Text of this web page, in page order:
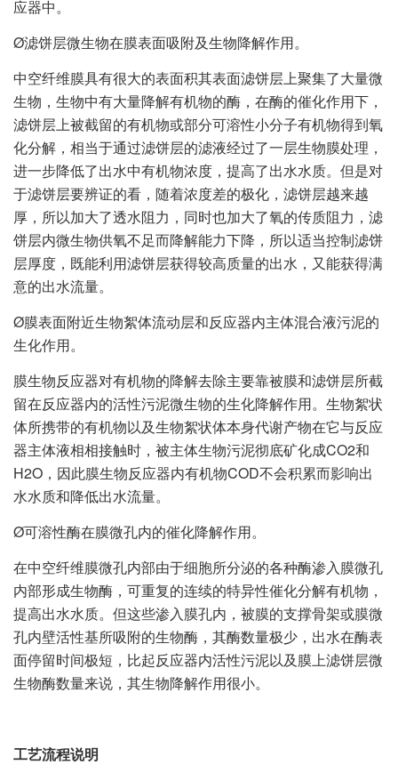
应器中。
Ø滤饼层微生物在膜表面吸附及生物降解作用。
中空纤维膜具有很大的表面积其表面滤饼层上聚集了大量微
生物，生物中有大量降解有机物的酶，在酶的催化作用下，
滤饼层上被截留的有机物或部分可溶性小分子有机物得到氧
化分解，相当于通过滤饼层的滤液经过了一层生物膜处理，
进一步降低了出水中有机物浓度，提高了出水水质。但是对
于滤饼层要辨证的看，随着浓度差的极化，滤饼层越来越
厚，所以加大了透水阻力，同时也加大了氧的传质阻力，滤
饼层内微生物供氧不足而降解能力下降，所以适当控制滤饼
层厚度，既能利用滤饼层获得较高质量的出水，又能获得满
意的出水流量。
Ø膜表面附近生物絮体流动层和反应器内主体混合液污泥的
生化作用。
膜生物反应器对有机物的降解去除主要靠被膜和滤饼层所截
留在反应器内的活性污泥微生物的生化降解作用。生物絮状
体所携带的有机物以及生物絮状体本身代谢产物在它与反应
器主体液相相接触时，被主体生物污泥彻底矿化成CO2和
H2O，因此膜生物反应器内有机物COD不会积累而影响出
水水质和降低出水流量。
Ø可溶性酶在膜微孔内的催化降解作用。
在中空纤维膜微孔内部由于细胞所分泌的各种酶渗入膜微孔
内部形成生物酶，可重复的连续的特异性催化分解有机物，
提高出水水质。但这些渗入膜孔内，被膜的支撑骨架或膜微
孔内壁活性基所吸附的生物酶，其酶数量极少，出水在酶表
面停留时间极短，比起反应器内活性污泥以及膜上滤饼层微
生物酶数量来说，其生物降解作用很小。
工艺流程说明